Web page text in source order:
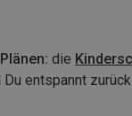
die
entspannt